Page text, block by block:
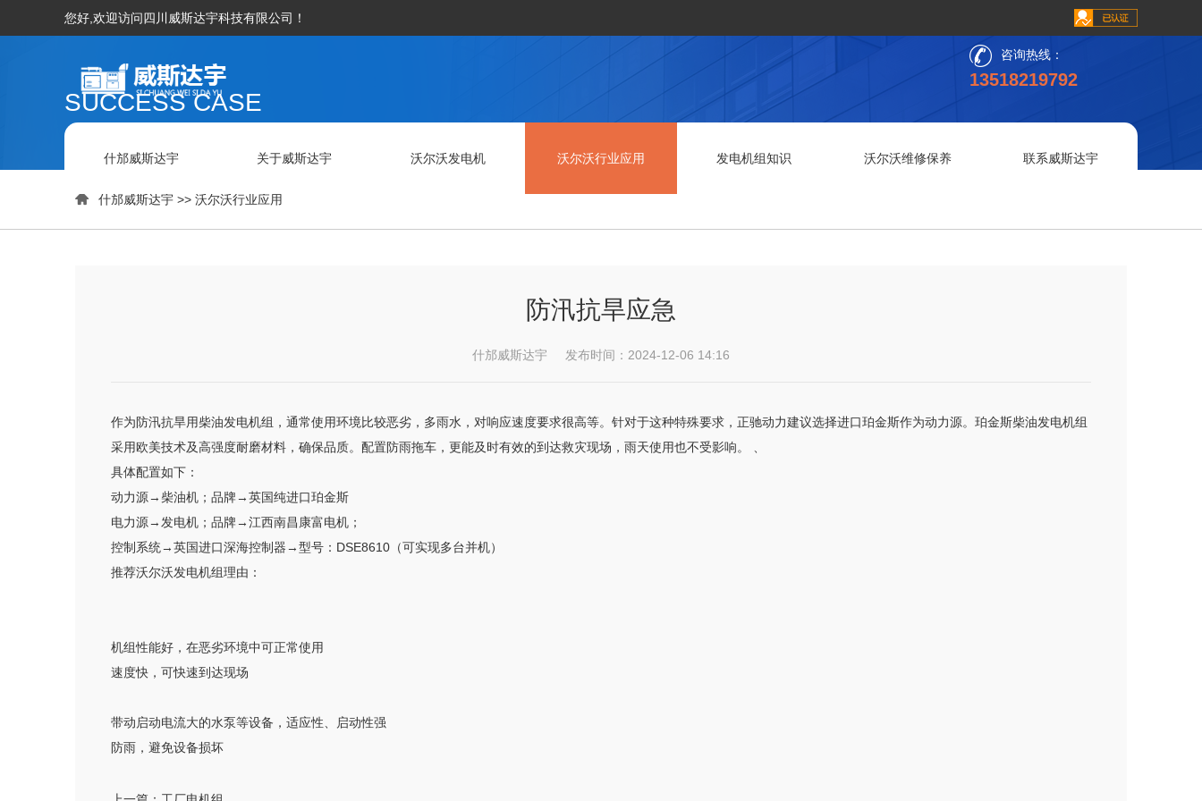
您好,欢迎访问四川威斯达宇科技有限公司！
咨询热线：
13518219792
什邡威斯达宇 关于威斯达宇 沃尔沃发电机 沃尔沃行业应用 发电机组知识 沃尔沃维修保养 联系威斯达宇
SUCCESS CASE
 什邡威斯达宇 >> 沃尔沃行业应用
防汛抗旱应急
什邡威斯达宇 发布时间：2024-12-06 14:16
作为防汛抗旱用柴油发电机组，通常使用环境比较恶劣，多雨水，对响应速度要求很高等。针对于这种特殊要求，正驰动力建议选择进口珀金斯作为动力源。珀金斯柴油发电机组
采用欧美技术及高强度耐磨材料，确保品质。配置防雨拖车，更能及时有效的到达救灾现场，雨天使用也不受影响。 、
具体配置如下：
动力源→柴油机；品牌→英国纯进口珀金斯
电力源→发电机；品牌→江西南昌康富电机；
控制系统→英国进口深海控制器→型号：DSE8610（可实现多台并机）
推荐沃尔沃发电机组理由：
机组性能好，在恶劣环境中可正常使用
速度快，可快速到达现场
带动启动电流大的水泵等设备，适应性、启动性强
防雨，避免设备损坏